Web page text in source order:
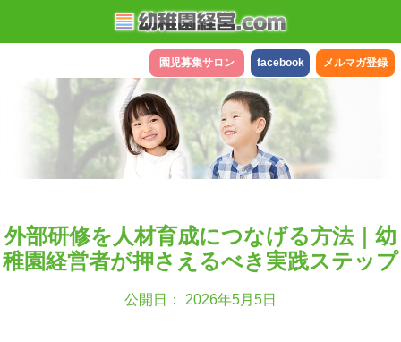
メルマガ登録
facebook
園児募集サロン
外部研修を人材育成につなげる方法｜幼
稚園経営者が押さえるべき実践ステップ
公開日： 2026年5月5日